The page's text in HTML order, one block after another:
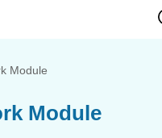
Module
Module